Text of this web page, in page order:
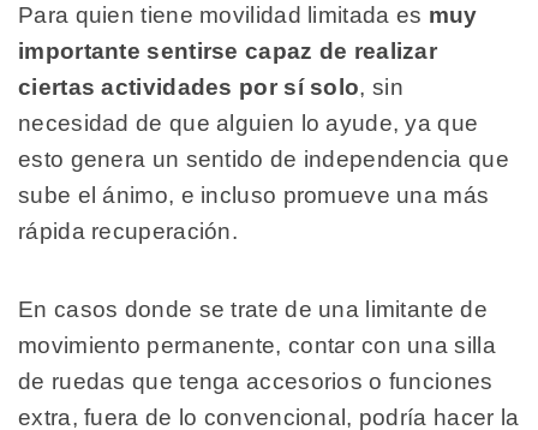
Para quien tiene movilidad limitada es muy
importante sentirse capaz de realizar
ciertas actividades por sí solo, sin
necesidad de que alguien lo ayude, ya que
esto genera un sentido de independencia que
sube el ánimo, e incluso promueve una más
rápida recuperación.
En casos donde se trate de una limitante de
movimiento permanente, contar con una silla
de ruedas que tenga accesorios o funciones
extra, fuera de lo convencional, podría hacer la